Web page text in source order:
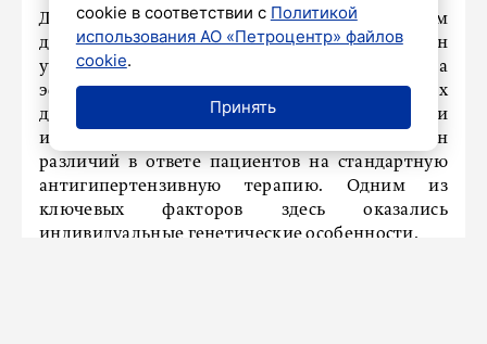
Для пациентов с гипертонией создали алгоритм
для подбора лекарств и их дозировки. Он
учитывает генетические факторы, влияющие на
эффективность препаратов, снижающих
давление. Отмечается, что ученые провели
исследование, направленное на поиск причин
различий в ответе пациентов на стандартную
антигипертензивную терапию. Одним из
ключевых факторов здесь оказались
индивидуальные генетические особенности.
cookie в соответствии с Политикой
использования АО «Петроцентр» файлов
cookie.
Принять